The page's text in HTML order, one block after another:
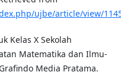
ujbe/article/view/
Kelas X Sekolah
Matematika dan Ilmu-
Media Pratama.